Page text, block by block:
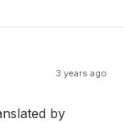
3 years ago
by